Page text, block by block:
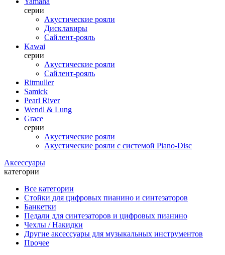
серии
Акустические рояли
Дисклавиры
Сайлент-рояль
Kawai
серии
Акустические рояли
Сайлент-рояль
Ritmuller
Samick
Pearl River
Wendl & Lung
Grace
серии
Акустические рояли
Акустические рояли с системой Piano-Disc
Аксессуары
категории
Все категории
Стойки для цифровых пианино и синтезаторов
Банкетки
Педали для синтезаторов и цифровых пианино
Чехлы / Накидки
Другие аксессуары для музыкальных инструментов
Прочее